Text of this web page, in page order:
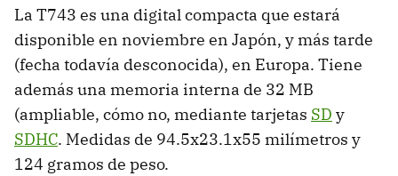
La T743 es una digital compacta que estará
disponible en noviembre en Japón, y más tarde
(fecha todavía desconocida), en Europa. Tiene
además una memoria interna de 32 MB
(ampliable, cómo no, mediante tarjetas SD y
SDHC. Medidas de 94.5x23.1x55 milímetros y
124 gramos de peso.